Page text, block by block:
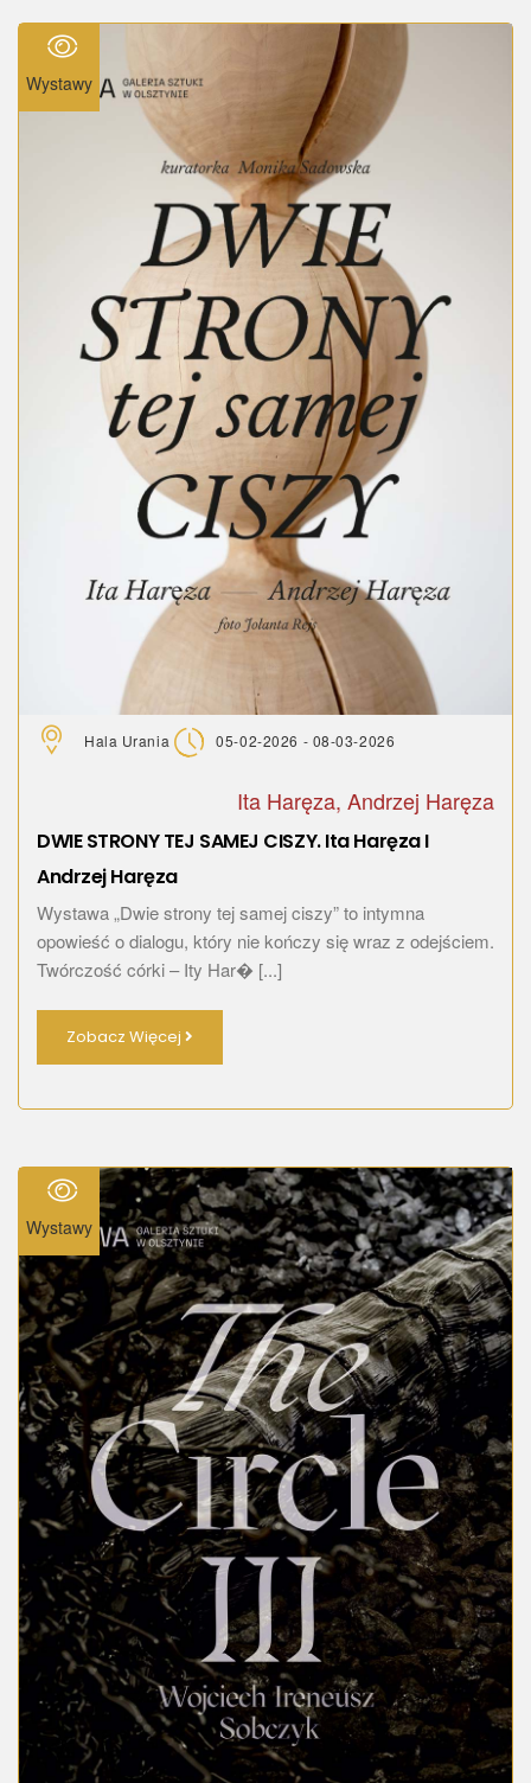
Wystawy
Hala Urania 05-02-2026 - 08-03-2026
Ita Haręza, Andrzej Haręza
DWIE STRONY TEJ SAMEJ CISZY. Ita Haręza I
Andrzej Haręza
Wystawa „Dwie strony tej samej ciszy” to intymna
opowieść o dialogu, który nie kończy się wraz z odejściem.
Twórczość córki – Ity Har� [...]
Zobacz Więcej
Wystawy